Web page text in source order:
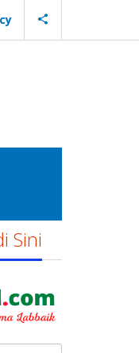
Sini